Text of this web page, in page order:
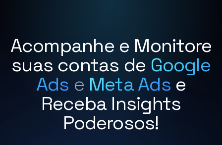
Acompanhe e Monitore
suas contas de Google
Ads e Meta Ads e
Receba Insights
Poderosos!